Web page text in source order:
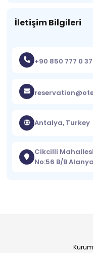
İletişim Bilgileri
+90 850 777 0
Antalya, Turkey
Cikcilli
No:56 B/B